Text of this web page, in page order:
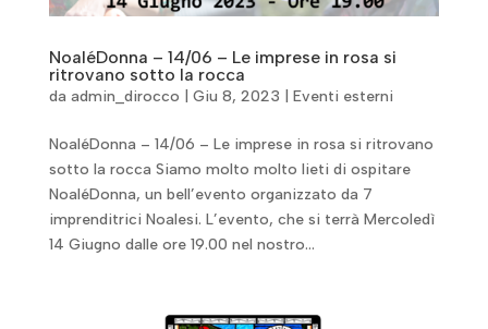
NoaléDonna – 14/06 – Le imprese in rosa si
ritrovano sotto la rocca
da admin_dirocco Giu 8, 2023 Eventi esterni
NoaléDonna – 14/06 – Le imprese in rosa si ritrovano
sotto la rocca Siamo molto molto lieti di ospitare
NoaléDonna, un bell’evento organizzato da 7
imprenditrici Noalesi. L’evento, che si terrà Mercoledì
14 Giugno dalle ore 19.00 nel nostro...